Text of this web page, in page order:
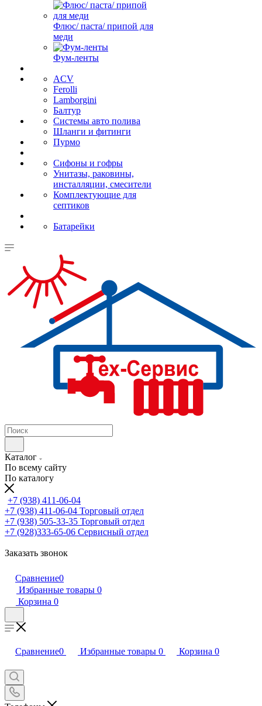
Флюс/ паста/ припой для
меди
Фум-ленты
ACV
Ferolli
Lamborgini
Балтур
Системы авто полива
Шланги и фитинги
Пурмо
Сифоны и гофры
Унитазы, раковины,
инсталляции, смесители
Комплектующие для
септиков
Батарейки
Каталог
По всему сайту
По каталогу
+7 (938) 411-06-04
+7 (938) 411-06-04 Торговый отдел
+7 (938) 505-33-35 Торговый отдел
+7 (928)333-65-06 Сервисный отдел
Заказать звонок
Сравнение0
Избранные товары 0
Корзина 0
Сравнение0 Избранные товары 0 Корзина 0